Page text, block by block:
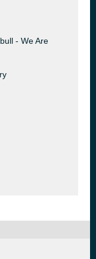
- We Are